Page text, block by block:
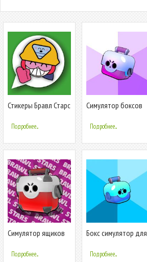
Стикеры Бравл Старс
WAStickerapps
Подробнее...
Симулятор боксов
Подробнее...
Симулятор ящиков
Подробнее...
Бокс симулятор для
Подробнее...